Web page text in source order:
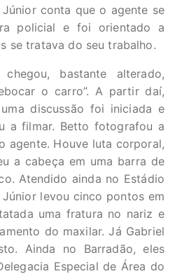
conta que o agente se
policial e foi orientado a
se tratava do seu trabalho.
bastante alterado,
o carro”. A partir daí,
discussão foi iniciada e
a filmar. Betto fotografou a
agente. Houve luta corporal,
a cabeça em uma barra de
Atendido ainda no Estádio
levou cinco pontos em
uma fratura no nariz e
do maxilar. Já Gabriel
Ainda no Barradão, eles
Especial de Área do